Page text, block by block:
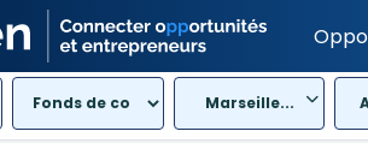
Marseille...